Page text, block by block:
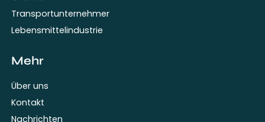
Transportunternehmer
Lebensmittelindustrie
Mehr
Über uns
Kontakt
Nachrichten